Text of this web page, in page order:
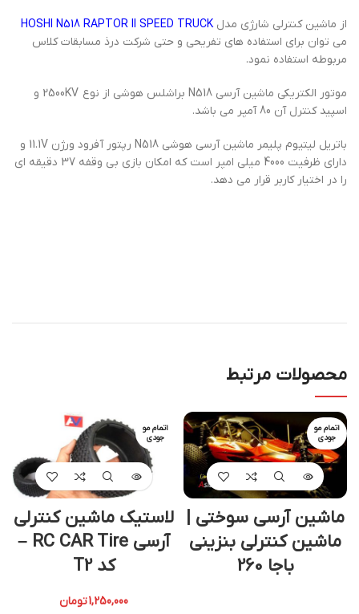
از ماشین کنترلی شارژی مدل HOSHI N518 RAPTOR II SPEED TRUCK
می توان برای استفاده های تفریحی و حتی شرکت درذ مسابقات کلاس
مربوطه استفاده نمود.
موتور الکتریکی ماشین آرسی N518 براشلس هوشی از نوع 2500KV و
اسپید کنترل آن 80 آمپر می باشد.
باتریل لیتیوم پلیمر ماشین آرسی هوشی N518 رپتور آفرود ورژن 11.1V و
دارای ظرفیت 4000 میلی امپر است که امکان بازی بی وقفه 37 دقیقه ای
را در اختیار کاربر قرار می دهد.
محصولات مرتبط
اتمام مو
جودی
ماشین آرسی سوختی |
ماشین کنترلی بنزینی
باجا 260
اتمام مو
جودی
لاستیک ماشین کنترلی
آرسی RC CAR Tire –
کد T2
1,250,000تومان